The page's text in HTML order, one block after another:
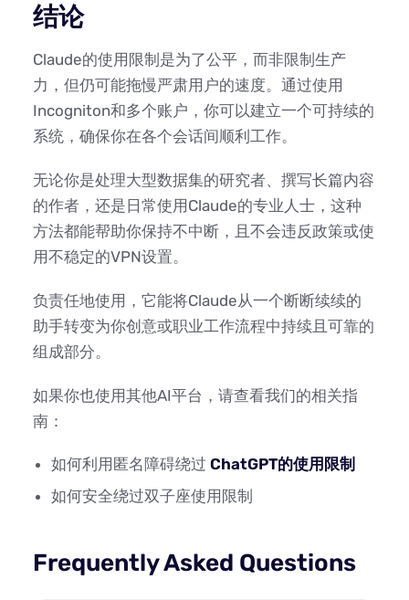
结论
Claude的使用限制是为了公平，而非限制生产
力，但仍可能拖慢严肃用户的速度。通过使用
Incogniton和多个账户，你可以建立一个可持续的
系统，确保你在各个会话间顺利工作。
无论你是处理大型数据集的研究者、撰写长篇内容
的作者，还是日常使用Claude的专业人士，这种
方法都能帮助你保持不中断，且不会违反政策或使
用不稳定的VPN设置。
负责任地使用，它能将Claude从一个断断续续的
助手转变为你创意或职业工作流程中持续且可靠的
组成部分。
如果你也使用其他AI平台，请查看我们的相关指
南：
如何利用匿名障碍绕过 ChatGPT的使用限制
如何安全绕过双子座使用限制
Frequently Asked Questions